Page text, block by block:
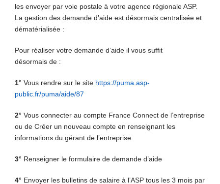
les envoyer par voie postale à votre agence régionale ASP.
La gestion des demande d’aide est désormais centralisée et
dématérialisée :
Pour réaliser votre demande d’aide il vous suffit
désormais de :
1° Vous rendre sur le site https://puma.asp-
public.fr/puma/aide/87
2° Vous connecter au compte France Connect de l’entreprise
ou de Créer un nouveau compte en renseignant les
informations du gérant de l’entreprise
3° Renseigner le formulaire de demande d’aide
4° Envoyer les bulletins de salaire à l’ASP tous les 3 mois par